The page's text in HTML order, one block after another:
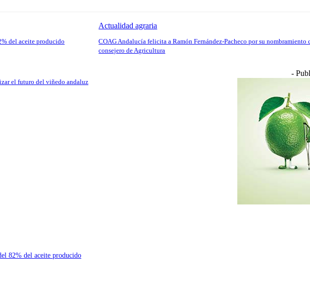
del aceite producido
Actualidad agraria
COAG Andalucía felicita a Ramón Fernández-Pacheco por su nombramiento
consejero de Agricultura
el futuro del viñedo andaluz
-
82% del aceite producido